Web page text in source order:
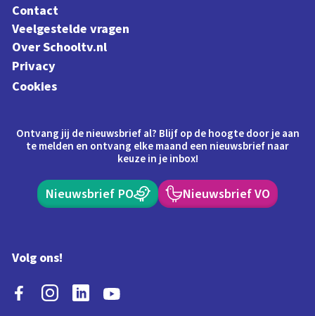
Contact
Veelgestelde vragen
Over Schooltv.nl
Privacy
Cookies
Ontvang jij de nieuwsbrief al? Blijf op de hoogte door je aan
te melden en ontvang elke maand een nieuwsbrief naar
keuze in je inbox!
Nieuwsbrief PO Nieuwsbrief VO
Volg ons!